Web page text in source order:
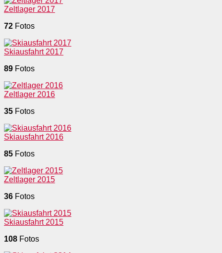
Zeltlager 2017
72 Fotos
Skiausfahrt 2017
89 Fotos
Zeltlager 2016
35 Fotos
Skiausfahrt 2016
85 Fotos
Zeltlager 2015
36 Fotos
Skiausfahrt 2015
108 Fotos